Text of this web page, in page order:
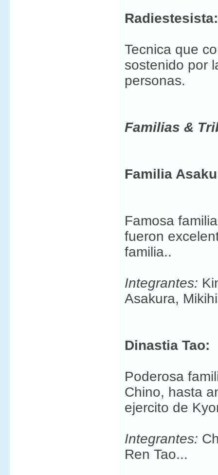
Radiestesista:
Tecnica que
sostenido por
personas.
Familias &
Familia
Famosa
fueron
familia..
Integrantes:
Asakura,
Dinastia Tao:
Poderosa
Chino, hasta
ejercito de
Integrantes:
Ren Tao...